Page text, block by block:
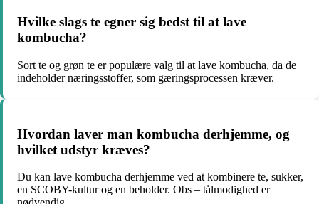
Hvilke slags te egner sig bedst til at lave
kombucha?
Sort te og grøn te er populære valg til at lave kombucha, da de
indeholder næringsstoffer, som gæringsprocessen kræver.
Hvordan laver man kombucha derhjemme, og
hvilket udstyr kræves?
Du kan lave kombucha derhjemme ved at kombinere te, sukker,
en SCOBY-kultur og en beholder. Obs – tålmodighed er